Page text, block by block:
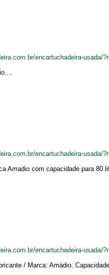
encartuchadeira-usada/
encartuchadeira-usada/
Amadio com capacidade para 80
encartuchadeira-usada/
/ Marca: Amádio.